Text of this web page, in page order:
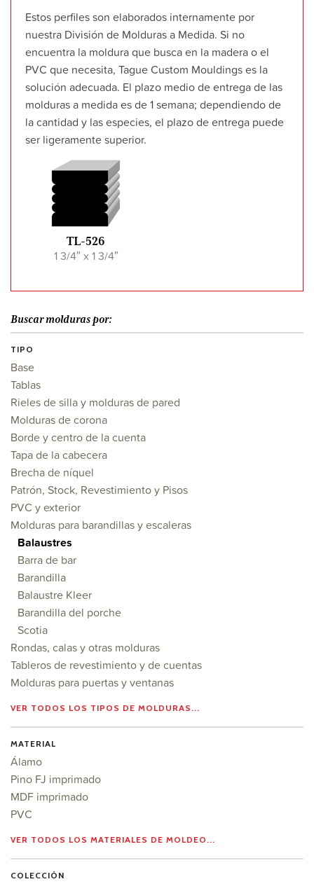
Estos perfiles son elaborados internamente por
nuestra División de Molduras a Medida. Si no
encuentra la moldura que busca en la madera o el
PVC que necesita, Tague Custom Mouldings es la
solución adecuada. El plazo medio de entrega de las
molduras a medida es de 1 semana; dependiendo de
la cantidad y las especies, el plazo de entrega puede
ser ligeramente superior.
TL-526
1 3/4″ x 1 3/4″
Buscar molduras por:
TIPO
Base
Tablas
Rieles de silla y molduras de pared
Molduras de corona
Borde y centro de la cuenta
Tapa de la cabecera
Brecha de níquel
Patrón, Stock, Revestimiento y Pisos
PVC y exterior
Molduras para barandillas y escaleras
Balaustres
Barra de bar
Barandilla
Balaustre Kleer
Barandilla del porche
Scotia
Rondas, calas y otras molduras
Tableros de revestimiento y de cuentas
Molduras para puertas y ventanas
VER TODOS LOS TIPOS DE MOLDURAS...
MATERIAL
Álamo
Pino FJ imprimado
MDF imprimado
PVC
VER TODOS LOS MATERIALES DE MOLDEO...
COLECCIÓN